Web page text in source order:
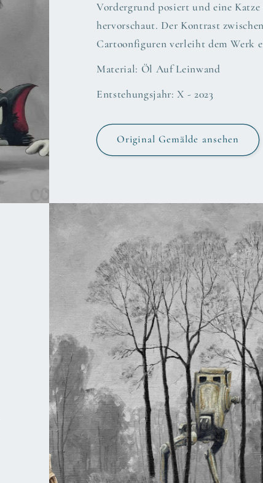
Vordergrund posiert und eine
hervorschaut. Der Kontrast
Cartoonfiguren verleiht dem Werk
Material: Öl Auf Leinwand
Entstehungsjahr: X - 2023
Original Gemälde ansehen